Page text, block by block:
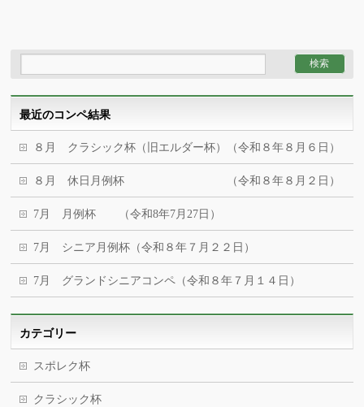
最近のコンペ結果
８月 クラシック杯（旧エルダー杯）（令和８年８月６日）
８月 休日月例杯 （令和８年８月２日）
7月 月例杯 （令和8年7月27日）
7月 シニア月例杯（令和８年７月２２日）
7月 グランドシニアコンペ（令和８年７月１４日）
カテゴリー
スポレク杯
クラシック杯